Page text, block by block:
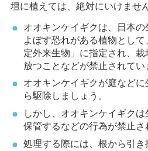
壇に植えては、絶対にいけません
オオキンケイギクは、日本
よぼす恐れがある植物とし
定外来生物」に指定され、
放つことなどが禁止されてい
オオキンケイギクが庭など
ら駆除しましょう。
しかし、オオキンケイギクは
保管するなどの行為が禁止さ
処理する際には、根から引き